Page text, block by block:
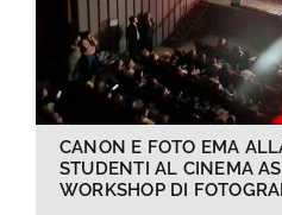
Cerca
per:
CANON E FOTO EMA
STUDENTI AL CINEMA
WORKSHOP DI